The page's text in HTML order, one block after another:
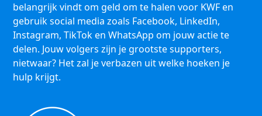
belangrijk vindt om geld om te halen voor KWF en
gebruik social media zoals Facebook, LinkedIn,
Instagram, TikTok en WhatsApp om jouw actie te
delen. Jouw volgers zijn je grootste supporters,
nietwaar? Het zal je verbazen uit welke hoeken je
hulp krijgt.